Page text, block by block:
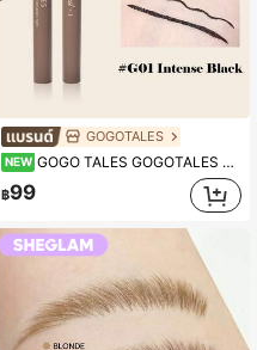
GOGOTALES
NEW GOGO TALES GOGOTALES ปากกาเขียนอายไลเนอร์ปลายโค้งขนาดเล็ก ปลายละเอียด กันเลอะ กันน้ำ กันเหงื่อ ปลายละเอียดมาก ปากกาอเนกประสงค์สำหรับเขียนอายไลเนอร์/ขนตา/ใต้ตา เหมาะสำหรับผู้เริ่มต้น
฿99